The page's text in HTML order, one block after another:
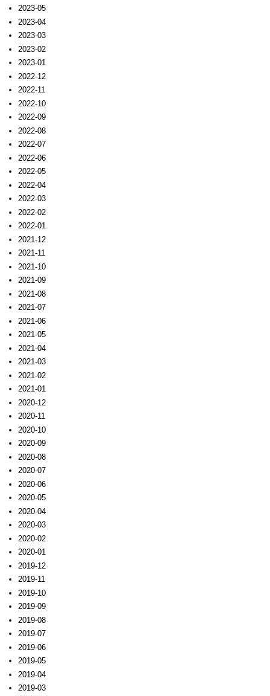
2023-05
2023-04
2023-03
2023-02
2023-01
2022-12
2022-11
2022-10
2022-09
2022-08
2022-07
2022-06
2022-05
2022-04
2022-03
2022-02
2022-01
2021-12
2021-11
2021-10
2021-09
2021-08
2021-07
2021-06
2021-05
2021-04
2021-03
2021-02
2021-01
2020-12
2020-11
2020-10
2020-09
2020-08
2020-07
2020-06
2020-05
2020-04
2020-03
2020-02
2020-01
2019-12
2019-11
2019-10
2019-09
2019-08
2019-07
2019-06
2019-05
2019-04
2019-03